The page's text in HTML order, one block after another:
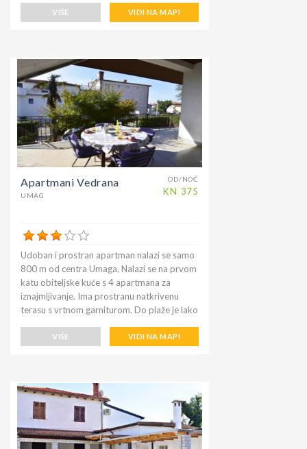
sa svime što vam je potrebno za opuštajući
centralnim. U blizini teniskih terena, gdje se
već godinama održava poznati Umag open
Croatia ATP teniski turnir.
VIŠE VIDI NA MAPI
OD/NOĆ
KN 375
Apartmani Vedrana
UMAG
Udoban i prostran apartman nalazi se samo
800 m od centra Umaga. Nalazi se na prvom
katu obiteljske kuće s 4 apartmana za
iznajmljivanje. Ima prostranu natkrivenu
terasu s vrtnom garniturom. Do plaže je lako
1400 m), Ultra supermarket na 250 m,
poznatom teniskom turniru ATP Open
Croatia koji se već godinama održava u
Umagu na području Stella Maris.
VIŠE VIDI NA MAPI